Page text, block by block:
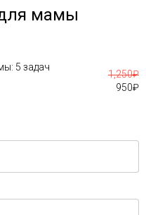
мамы
5 задач
1,250₽
950₽